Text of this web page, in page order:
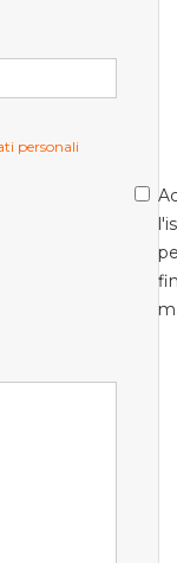
personali